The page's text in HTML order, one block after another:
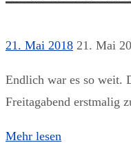
21. Mai 2018 21. Mai
Endlich war es so weit.
Freitagabend erstmalig
Mehr lesen